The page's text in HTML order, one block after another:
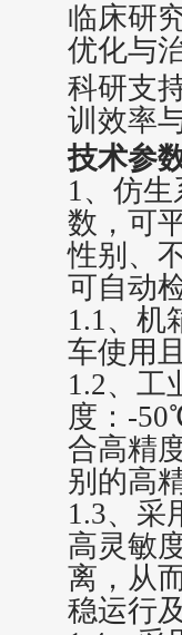
临床研
优化与
科研支
训效率
技术参
1、仿
数，可
性别、
可自动
1.1、机
车使用
1.2、工
度：-
合高精
别的高
1.3、采
高灵敏
离，从
稳运行